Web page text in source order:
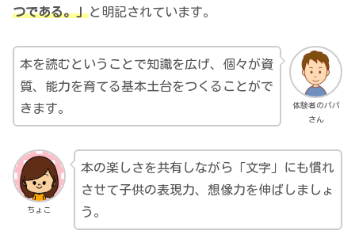
つである。」と明記されています。
体験者のパパ
さん
本を読むということで知識を広げ、個々が資
質、能力を育てる基本土台をつくることがで
きます。
ちょこ
本の楽しさを共有しながら「文字」にも慣れ
させて子供の表現力、想像力を伸ばしましょ
う。